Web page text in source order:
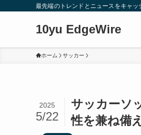
最先端のトレンドとニュースをキャ
10yu EdgeWire
ホーム サッカー
サッカーソ
性を兼ね備
2025
5/22